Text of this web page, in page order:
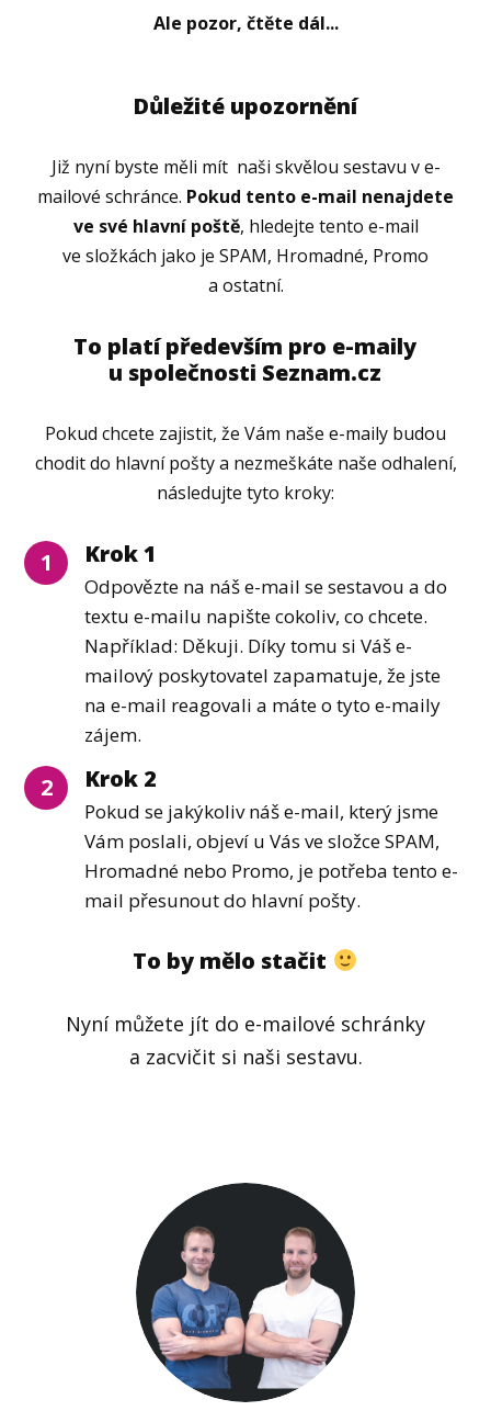
Ale pozor, čtěte dál...
Důležité upozornění
Již nyní byste měli mít naši skvělou sestavu v e-
mailové schránce. Pokud tento e-mail nenajdete
ve své hlavní poště, hledejte tento e-mail
ve složkách jako je SPAM, Hromadné, Promo
a ostatní.
To platí především pro e-maily
u společnosti Seznam.cz
Pokud chcete zajistit, že Vám naše e-maily budou
chodit do hlavní pošty a nezmeškáte naše odhalení,
následujte tyto kroky:
1 Krok 1
Odpovězte na náš e-mail se sestavou a do
textu e-mailu napište cokoliv, co chcete.
Například: Děkuji. Díky tomu si Váš e-
mailový poskytovatel zapamatuje, že jste
na e-mail reagovali a máte o tyto e-maily
zájem.
2 Krok 2
Pokud se jakýkoliv náš e-mail, který jsme
Vám poslali, objeví u Vás ve složce SPAM,
Hromadné nebo Promo, je potřeba tento e-
mail přesunout do hlavní pošty.
To by mělo stačit
Nyní můžete jít do e-mailové schránky
a zacvičit si naši sestavu.